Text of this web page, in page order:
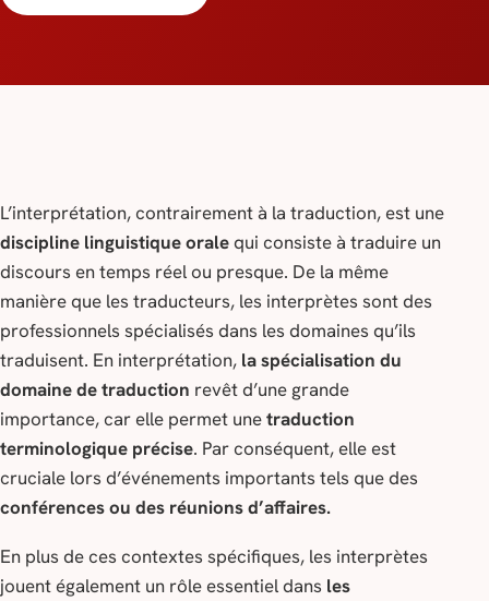
L’interprétation, contrairement à la traduction, est une
discipline linguistique oralequi consiste à traduire un
discours en temps réel ou presque. De la même
manière que les traducteurs, les interprètes sont des
professionnels spécialisés dans les domaines qu’ils
traduisent. En interprétation, la spécialisation du
domaine de traduction revêt d’une grande
importance, car elle permet unetraduction
terminologique précise. Par conséquent, elle est
cruciale lors d’événements importants tels que des
conférences ou des réunions d’affaires.
En plus de ces contextes spécifiques, les interprètes
jouent également un rôle essentiel dans les